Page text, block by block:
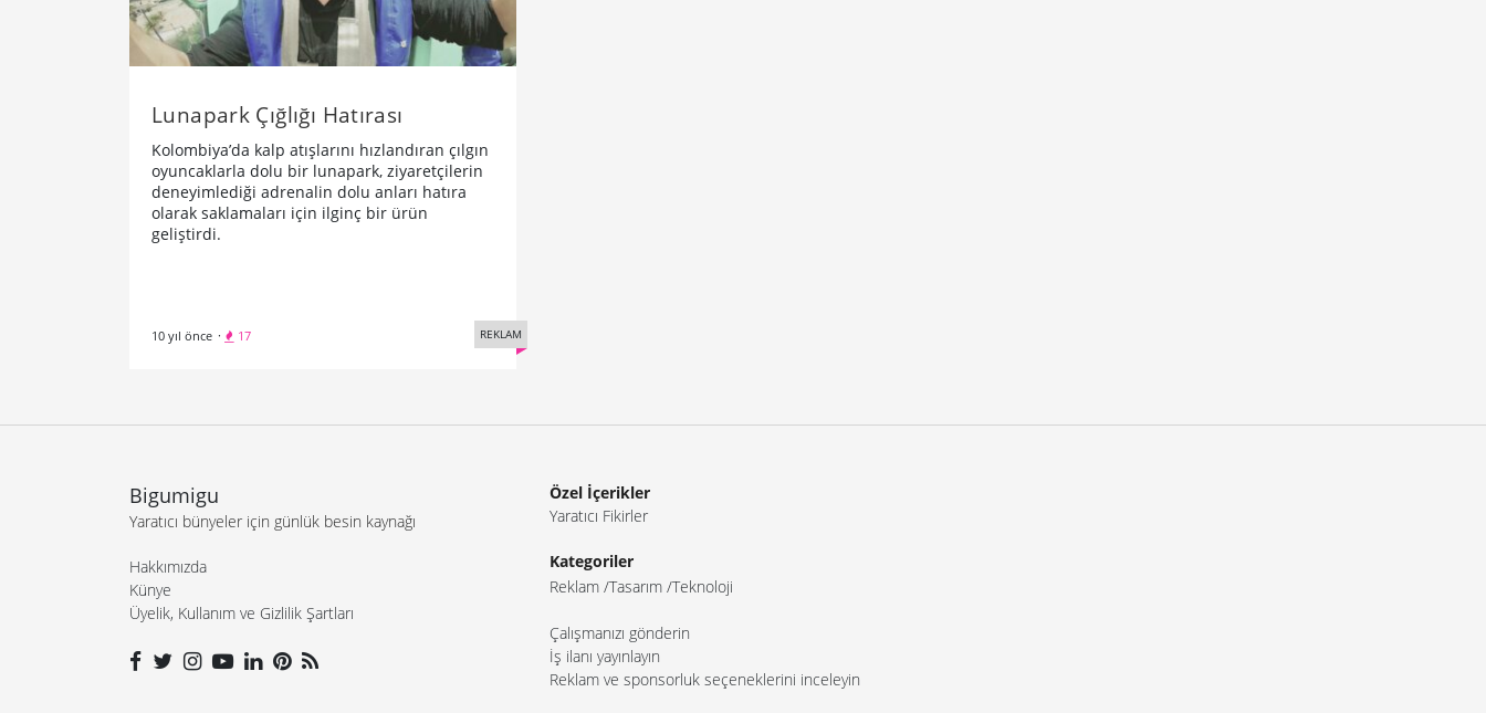
Lunapark Çığlığı Hatırası
Kolombiya’da kalp atışlarını hızlandıran çılgın
oyuncaklarla dolu bir lunapark, ziyaretçilerin
deneyimlediği adrenalin dolu anları hatıra
olarak saklamaları için ilginç bir ürün
geliştirdi.
10 yıl önce · 17 REKLAM
Bigumigu
Yaratıcı bünyeler için günlük besin kaynağı
Hakkımızda
Künye
Üyelik, Kullanım ve Gizlilik Şartları
Özel İçerikler
Yaratıcı Fikirler
Kategoriler
Reklam Tasarım Teknoloji
Çalışmanızı gönderin
İş ilanı yayınlayın
Reklam ve sponsorluk seçeneklerini inceleyin